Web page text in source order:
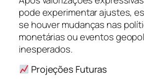
pode experimentar ajustes,
se houver mudanças nas
monetárias ou eventos
inesperados.
Projeções Futuras